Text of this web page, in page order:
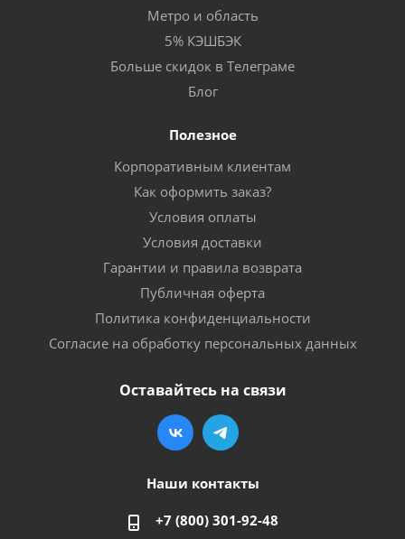
Метро и область
5% КЭШБЭК
Больше скидок в Телеграме
Блог
Полезное
Корпоративным клиентам
Как оформить заказ?
Условия оплаты
Условия доставки
Гарантии и правила возврата
Публичная оферта
Политика конфиденциальности
Согласие на обработку персональных данных
Оставайтесь на связи
Наши контакты
+7 (800) 301-92-48